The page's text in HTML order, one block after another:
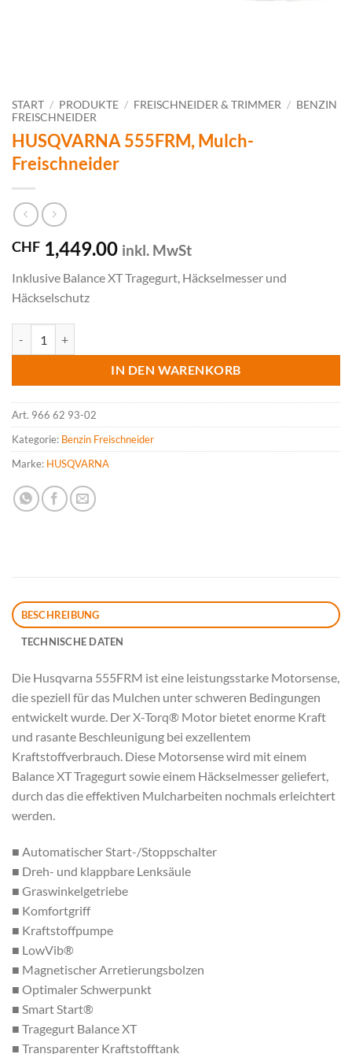
START / PRODUKTE / FREISCHNEIDER & TRIMMER / BENZIN
FREISCHNEIDER
HUSQVARNA 555FRM, Mulch-
Freischneider
CHF 1,449.00 inkl. MwSt
Inklusive Balance XT Tragegurt, Häckselmesser und
Häckselschutz
IN DEN WARENKORB
Art. 966 62 93-02
Kategorie: Benzin Freischneider
Marke: HUSQVARNA
BESCHREIBUNG
TECHNISCHE DATEN
Die Husqvarna 555FRM ist eine leistungsstarke Motorsense,
die speziell für das Mulchen unter schweren Bedingungen
entwickelt wurde. Der X-Torq® Motor bietet enorme Kraft
und rasante Beschleunigung bei exzellentem
Kraftstoffverbrauch. Diese Motorsense wird mit einem
Balance XT Tragegurt sowie einem Häckselmesser geliefert,
durch das die effektiven Mulcharbeiten nochmals erleichtert
werden.
■ Automatischer Start-/Stoppschalter
■ Dreh- und klappbare Lenksäule
■ Graswinkelgetriebe
■ Komfortgriff
■ Kraftstoffpumpe
■ LowVib®
■ Magnetischer Arretierungsbolzen
■ Optimaler Schwerpunkt
■ Smart Start®
■ Tragegurt Balance XT
■ Transparenter Kraftstofftank